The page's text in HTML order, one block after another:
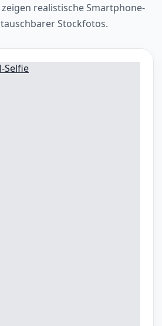
realistische Smartphone-
Stockfotos.